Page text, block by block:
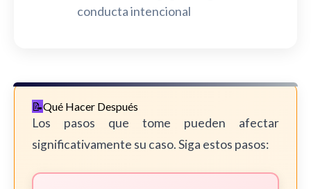
conducta intencional
Qué Hacer Después
Los pasos que tome pueden afectar
significativamente su caso. Siga estos pasos: